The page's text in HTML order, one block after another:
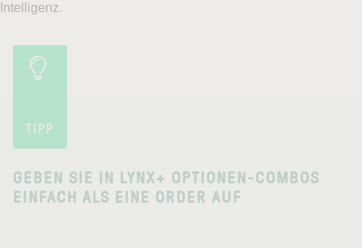
Intelligenz.
TIPP
GEBEN SIE IN LYNX+ OPTIONEN-COMBOS
EINFACH ALS EINE ORDER AUF